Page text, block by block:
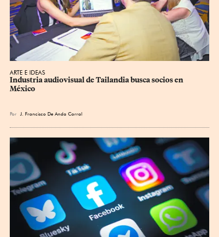
ARTE E IDEAS
Industria audiovisual de Tailandia busca socios en
México
Por J. Francisco De Anda Corral